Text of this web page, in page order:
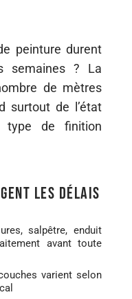
peinture durent
semaines ? La
de mètres
surtout de l’état
de finition
les délais
salpêtre, enduit
avant toute
varient selon